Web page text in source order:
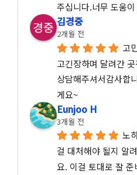
주십니다.너무 도움
김경중
2개월 전
고
고긴장하며 달려간
상담해주셔서감사합
게요~
Eunjoo H
3개월 전
노
걸 대처해야 될지 알
요. 이걸 토대로 잘